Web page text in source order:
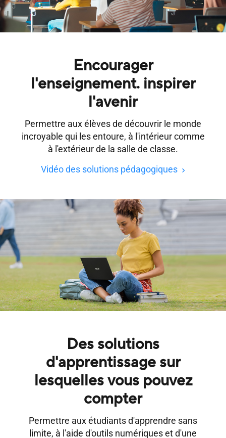
Encourager
l'enseignement. inspirer
l'avenir
Permettre aux élèves de découvrir le monde
incroyable qui les entoure, à l'intérieur comme
à l'extérieur de la salle de classe.
Vidéo des solutions pédagogiques
Des solutions
d'apprentissage sur
lesquelles vous pouvez
compter
Permettre aux étudiants d'apprendre sans
limite, à l'aide d'outils numériques et d'une